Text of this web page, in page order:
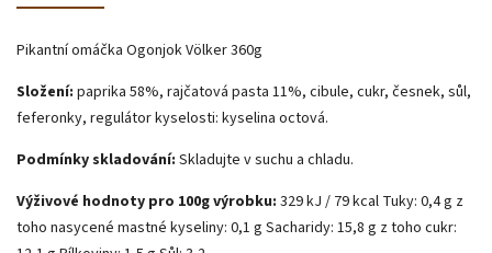
Pikantní omáčka Ogonjok Völker 360g
Složení: paprika 58%, rajčatová pasta 11%, cibule, cukr, česnek, sůl,
feferonky, regulátor kyselosti: kyselina octová.
Podmínky skladování: Skladujte v suchu a chladu.
Výživové hodnoty pro 100g výrobku: 329 kJ / 79 kcal Tuky: 0,4 g z
toho nasycené mastné kyseliny: 0,1 g Sacharidy: 15,8 g z toho cukr: